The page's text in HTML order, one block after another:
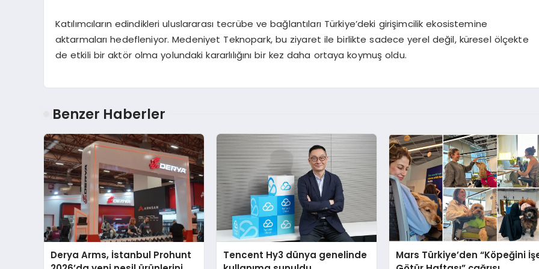
Katılımcıların edindikleri uluslararası tecrübe ve bağlantıları Türkiye’deki girişimcilik ekosistemine
aktarmaları hedefleniyor. Medeniyet Teknopark, bu ziyaret ile birlikte sadece yerel değil, küresel ölçekte
de etkili bir aktör olma yolundaki kararlılığını bir kez daha ortaya koymuş oldu.
Benzer Haberler
Derya Arms, İstanbul Prohunt
Tencent Hy3 dünya genelinde
Mars Türkiye’den “Köpeğini